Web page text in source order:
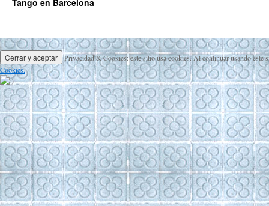
Privacidad & Cookies: este sitio usa cookies. Al continuar usando este
Cookies.